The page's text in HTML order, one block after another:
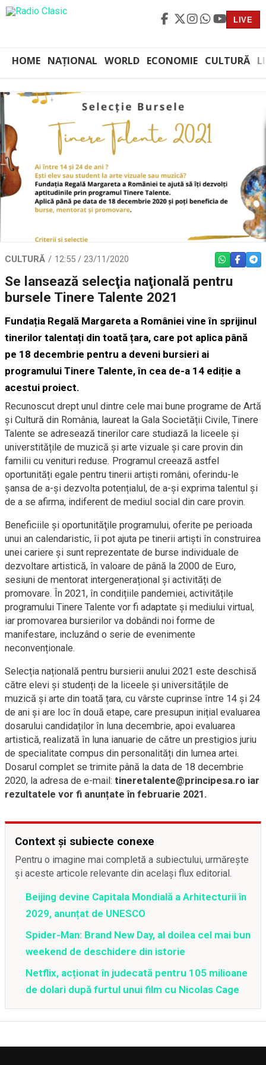
LIVE
HOME NAȚIONAL WORLD ECONOMIE CULTURĂ
CULTURĂ 12:55 / 23/11/2020 WHATSAPP
Se lansează selecţia naţională pentru
bursele Tinere Talente 2021
Fundația Regală Margareta a României vine în sprijinul
tinerilor talentați din toată țara, care pot aplica până
pe 18 decembrie pentru a deveni bursieri ai
programului Tinere Talente, în cea de-a 14 ediție a
acestui proiect.
Recunoscut drept unul dintre cele mai bune programe de Artă
și Cultură din România, laureat la Gala Societății Civile, Tinere
Talente se adresează tinerilor care studiază la liceele și
universtitățile de muzică și arte vizuale și care provin din
familii cu venituri reduse. Programul creează astfel
oportunități egale pentru tinerii artiști români, oferindu-le
șansa de a-și dezvolta potențialul, de a-și exprima talentul și
de a se afirma, indiferent de mediul social din care provin.
Beneficiile şi oportunităţile programului, oferite pe perioada
unui an calendaristic, îi pot ajuta pe tinerii artiști în construirea
unei cariere şi sunt reprezentate de burse individuale de
dezvoltare artistică, în valoare de până la 2000 de Euro,
sesiuni de mentorat intergenerațional și activități de
promovare. În 2021, în condițiile pandemiei, activitățile
programului Tinere Talente vor fi adaptate și mediului virtual,
iar promovarea bursierilor va dobândi noi forme de
manifestare, incluzând o serie de evenimente
neconvenționale.
Selecția națională pentru bursierii anului 2021 este deschisă
către elevi și studenți de la liceele și universitățile de
muzică și arte din toată țara, cu vârste cuprinse între 14 și 24
de ani şi are loc în două etape, care presupun inițial evaluarea
dosarului candidaților în luna decembrie, apoi evaluarea
artistică, realizată în luna ianuarie de către un prestigios juriu
de specialitate compus din personalități din lumea artei.
Dosarul complet se trimite până la data de 18 decembrie
2020, la adresa de e-mail: tineretalente@principesa.ro iar
rezultatele vor fi anunțate în februarie 2021.
Context și subiecte conexe
Pentru o imagine mai completă a subiectului, urmărește
și aceste articole relevante din același flux editorial.
Beijing devine Capitala Mondială a Arhitecturii în
2029, anunțat de UNESCO
Spider-Man: Brand New Day, al doilea cel mai bun
weekend de deschidere din istorie
Netflix, acționat în judecată pentru 105 milioane
de dolari după furtul unui film cu Nicolas Cage